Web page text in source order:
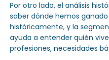
Por otro lado, el análisis
saber dónde hemos
históricamente, y la
ayuda a entender quién
profesiones, necesidades